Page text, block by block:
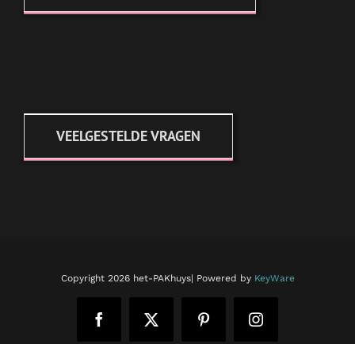
VEELGESTELDE VRAGEN
Copyright 2026 het-PAKhuys| Powered by KeyWare
FacebookX PinterestInstagram